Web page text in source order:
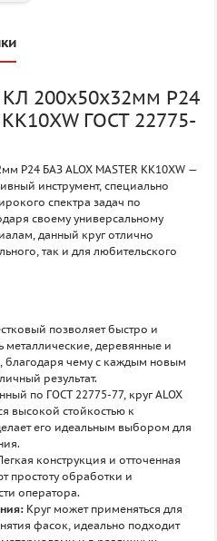
200х50х32мм P24
ГОСТ 22775-
P24 БАЗ ALOX MASTER KK10XW —
инструмент, специально
спектра задач по
своему универсальному
данный круг отлично
так и для любительского
позволяет быстро и
металлические, деревянные и
благодаря чему с каждым новым
результат.
по ГОСТ 22775-77, круг ALOX
высокой стойкостью к
его идеальным выбором для
конструкция и отточенная
простоту обработки и
оператора.
Круг может применяться для
фасок, идеально подходит